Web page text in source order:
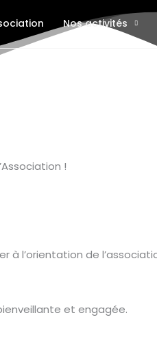
Nos activités
!
l’orientation de
et engagée.